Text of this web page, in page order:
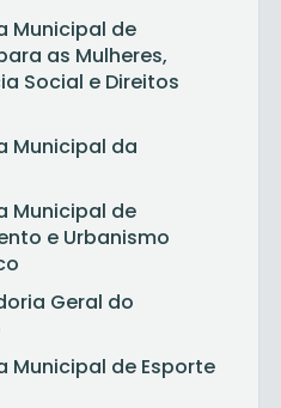
Municipal de
as Mulheres,
Social e Direitos
Municipal da
Municipal de
e Urbanismo
Geral do
Municipal de Esporte